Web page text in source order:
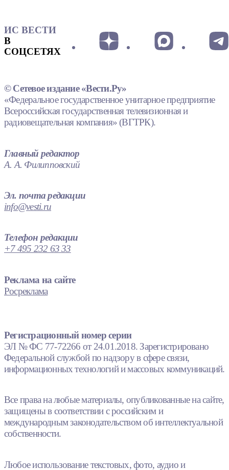
ИС ВЕСТИ
В
СОЦСЕТЯХ
© Сетевое издание «Вести.Ру»
«Федеральное государственное унитарное предприятие
Всероссийская государственная телевизионная и
радиовещательная компания» (ВГТРК).
Главный редактор
А. А. Филипповский
Эл. почта редакции
info@vesti.ru
Телефон редакции
+7 495 232 63 33
Реклама на сайте
Росреклама
Регистрационный номер серии
ЭЛ № ФС 77-72266 от 24.01.2018. Зарегистрировано
Федеральной службой по надзору в сфере связи,
информационных технологий и массовых коммуникаций.
Все права на любые материалы, опубликованные на сайте,
защищены в соответствии с российским и
международным законодательством об интеллектуальной
собственности.
Любое использование текстовых, фото, аудио и